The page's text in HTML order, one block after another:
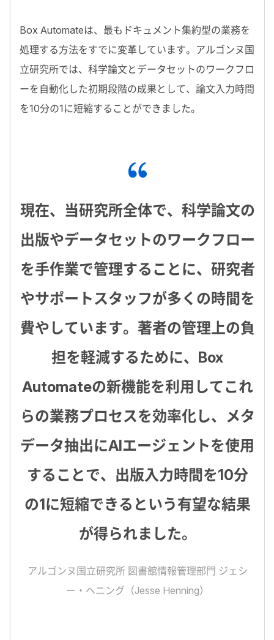
Box Automateは、最もドキュメント集約型の業務を
処理する方法をすでに変革しています。アルゴンヌ国
立研究所では、科学論文とデータセットのワークフロ
ーを自動化した初期段階の成果として、論文入力時間
を10分の1 に短縮することができました。
現在、当研究所全体で、科学論文の
出版やデータセットのワークフロー
を手作業で管理することに、研究者
やサポートスタッフが多くの時間を
費やしています。著者の管理上の負
担を軽減するために、Box
Automateの新機能を利用してこれ
らの業務プロセスを効率化し、メタ
データ抽出にAIエージェントを使用
することで、出版入力時間を10分
の1に短縮できるという有望な結果
が得られました。
アルゴンヌ国立研究所 図書館情報管理部門 ジェシ
ー・ヘニング（Jesse Henning）